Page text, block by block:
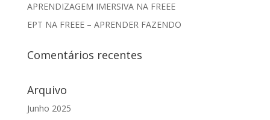
APRENDIZAGEM IMERSIVA NA FREEE
EPT NA FREEE – APRENDER FAZENDO
Comentários recentes
Arquivo
Junho 2025